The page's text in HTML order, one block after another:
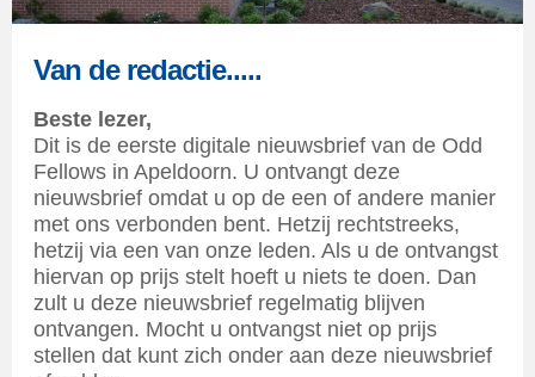
Van de redactie.....
Beste lezer,
Dit is de eerste digitale nieuwsbrief van de Odd
Fellows in Apeldoorn. U ontvangt deze
nieuwsbrief omdat u op de een of andere manier
met ons verbonden bent. Hetzij rechtstreeks,
hetzij via een van onze leden. Als u de ontvangst
hiervan op prijs stelt hoeft u niets te doen. Dan
zult u deze nieuwsbrief regelmatig blijven
ontvangen. Mocht u ontvangst niet op prijs
stellen dat kunt zich onder aan deze nieuwsbrief